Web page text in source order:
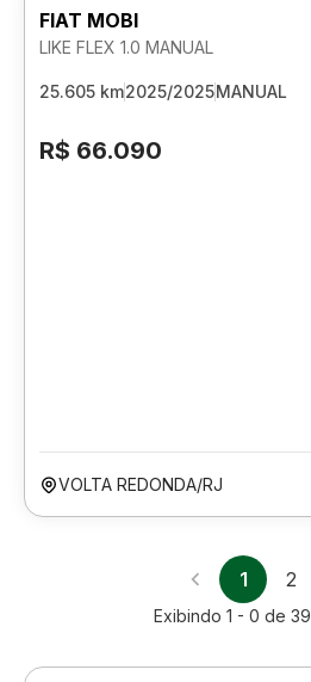
FIAT MOBI
LIKE FLEX 1.0 MANUAL
25.605 km2025/2025MANUAL
R$ 66.090
VOLTA REDONDA/RJ
1 2
Exibindo 1 - 0 de 39